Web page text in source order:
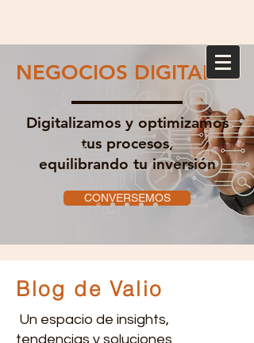
NEGOCIOS DIGITALES
Digitalizamos y optimizamos
tus procesos,
equilibrando tu inversión
CONVERSEMOS
Blog de Valio
Un espacio de insights,
tendencias y soluciones